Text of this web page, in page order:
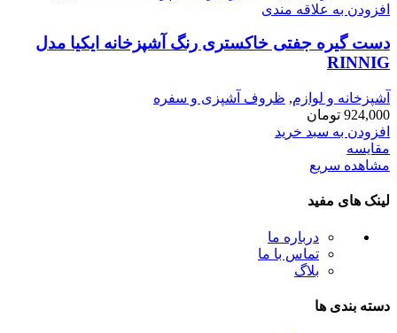
افزودن به علاقه مندی
دست گیره جفتی خاكستری رنگ آشپزخانه ایكیا مدل
RINNIG
آشپزخانه و لوازم, ظروف آشپزی و سفره
924,000 تومان
افزودن به سبد خرید
مقایسه
مشاهده سریع
لینک های مفید
درباره ما
تماس با ما
بلاگ
دسته بندی ها